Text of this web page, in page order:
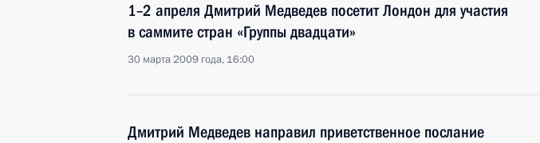
1–2 апреля Дмитрий Медведев посетит Лондон для участия
в саммите стран «Группы двадцати»
30 марта 2009 года, 16:00
Дмитрий Медведев направил приветственное послание